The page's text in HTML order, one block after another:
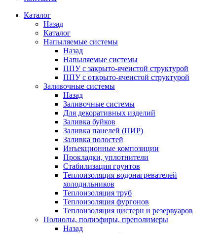
Каталог
Назад
Каталог
Напыляемые системы
Назад
Напыляемые системы
ППУ с закрыто-ячеистой структурой
ППУ с открыто-ячеистой структурой
Заливочные системы
Назад
Заливочные системы
Для декоративных изделий
Заливка буйков
Заливка панелей (ПИР)
Заливка полостей
Инъекционные композиции
Прокладки, уплотнители
Стабилизация грунтов
Теплоизоляция водонагревателей
холодильников
Теплоизоляция труб
Теплоизоляция фургонов
Теплоизоляция цистерн и резервуаров
Полиолы, полиэфиры, преполимеры
Назад